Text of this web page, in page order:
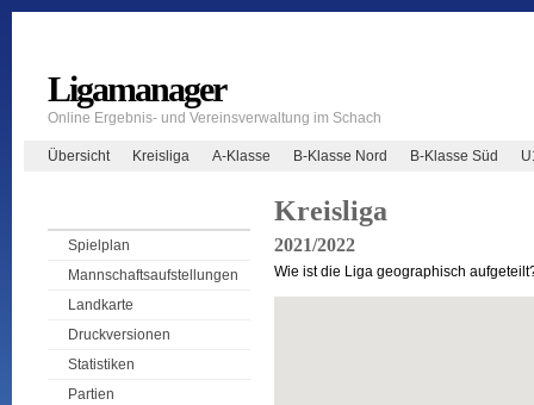
Ligamanager
Online Ergebnis- und Vereinsverwaltung im Schach
Übersicht Kreisliga A-Klasse B-Klasse Nord B-Klasse Süd
Spielplan
Mannschaftsaufstellungen
Landkarte
Druckversionen
Statistiken
Partien
Kreisliga
2021/2022
Wie ist die Liga geographisch